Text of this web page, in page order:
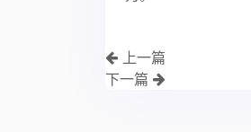
上一篇
下一篇